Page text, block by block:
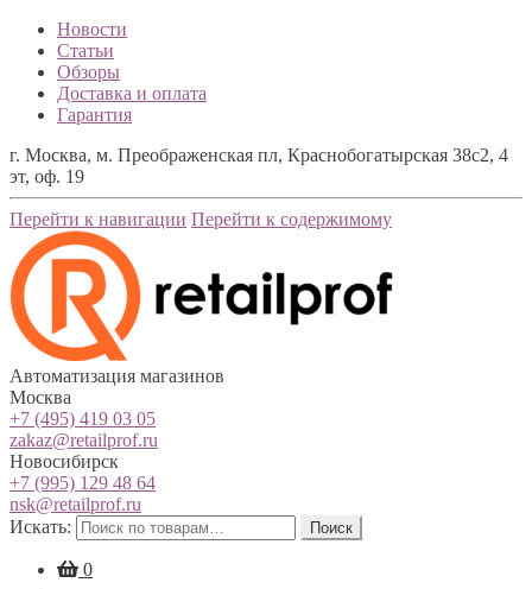
Новости
Статьи
Обзоры
Доставка и оплата
Гарантия
г. Москва, м. Преображенская пл, Краснобогатырская 38с2, 4
эт, оф. 19
Перейти к навигации Перейти к содержимому
Автоматизация магазинов
Москва
+7 (495) 419 03 05
zakaz@retailprof.ru
Новосибирск
+7 (995) 129 48 64
nsk@retailprof.ru
Искать:
Поиск
0